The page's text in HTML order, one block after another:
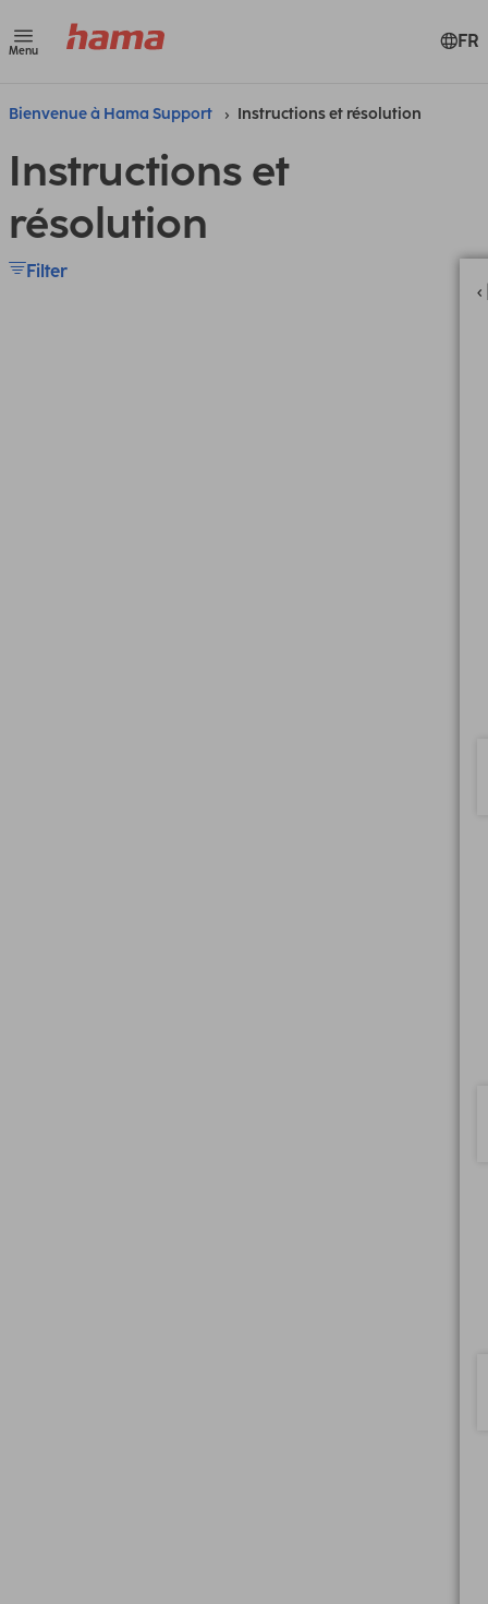
Menu FR
Bienvenue à Hama Support Instructions et résolution
Instructions et
résolution
Filter